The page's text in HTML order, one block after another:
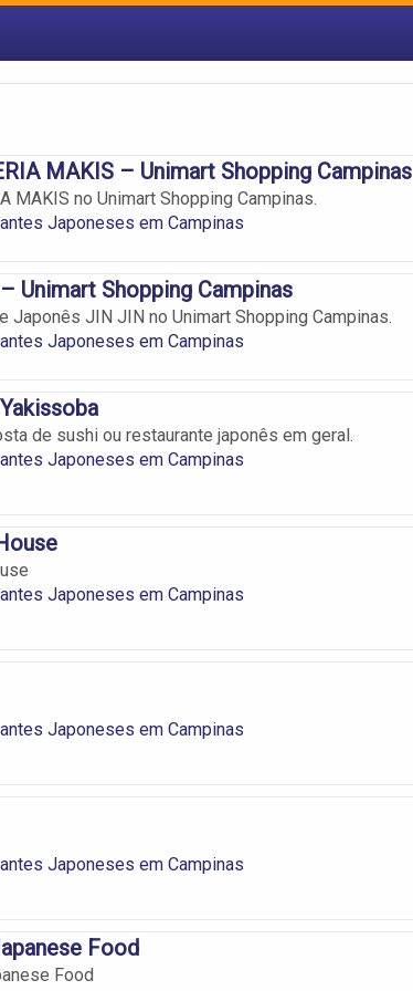
MAKIS – Unimart Shopping Campinas
MAKIS no Unimart Shopping Campinas.
Japoneses em Campinas
Unimart Shopping Campinas
Japonês JIN JIN no Unimart Shopping Campinas.
Japoneses em Campinas
de sushi ou restaurante japonês em geral.
Japoneses em Campinas
Japoneses em Campinas
Japoneses em Campinas
Japoneses em Campinas
Food
Food